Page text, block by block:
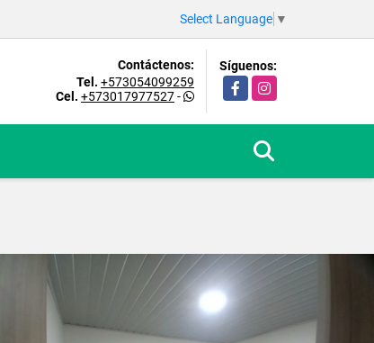
Select Language ▼
Contáctenos:
Tel. +573054099259
Cel. +573017977527-
Síguenos:
FacebookInstagram